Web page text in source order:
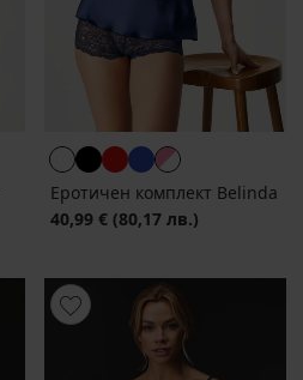
Еротичен комплект Belinda
40,99 € (80,17 лв.)